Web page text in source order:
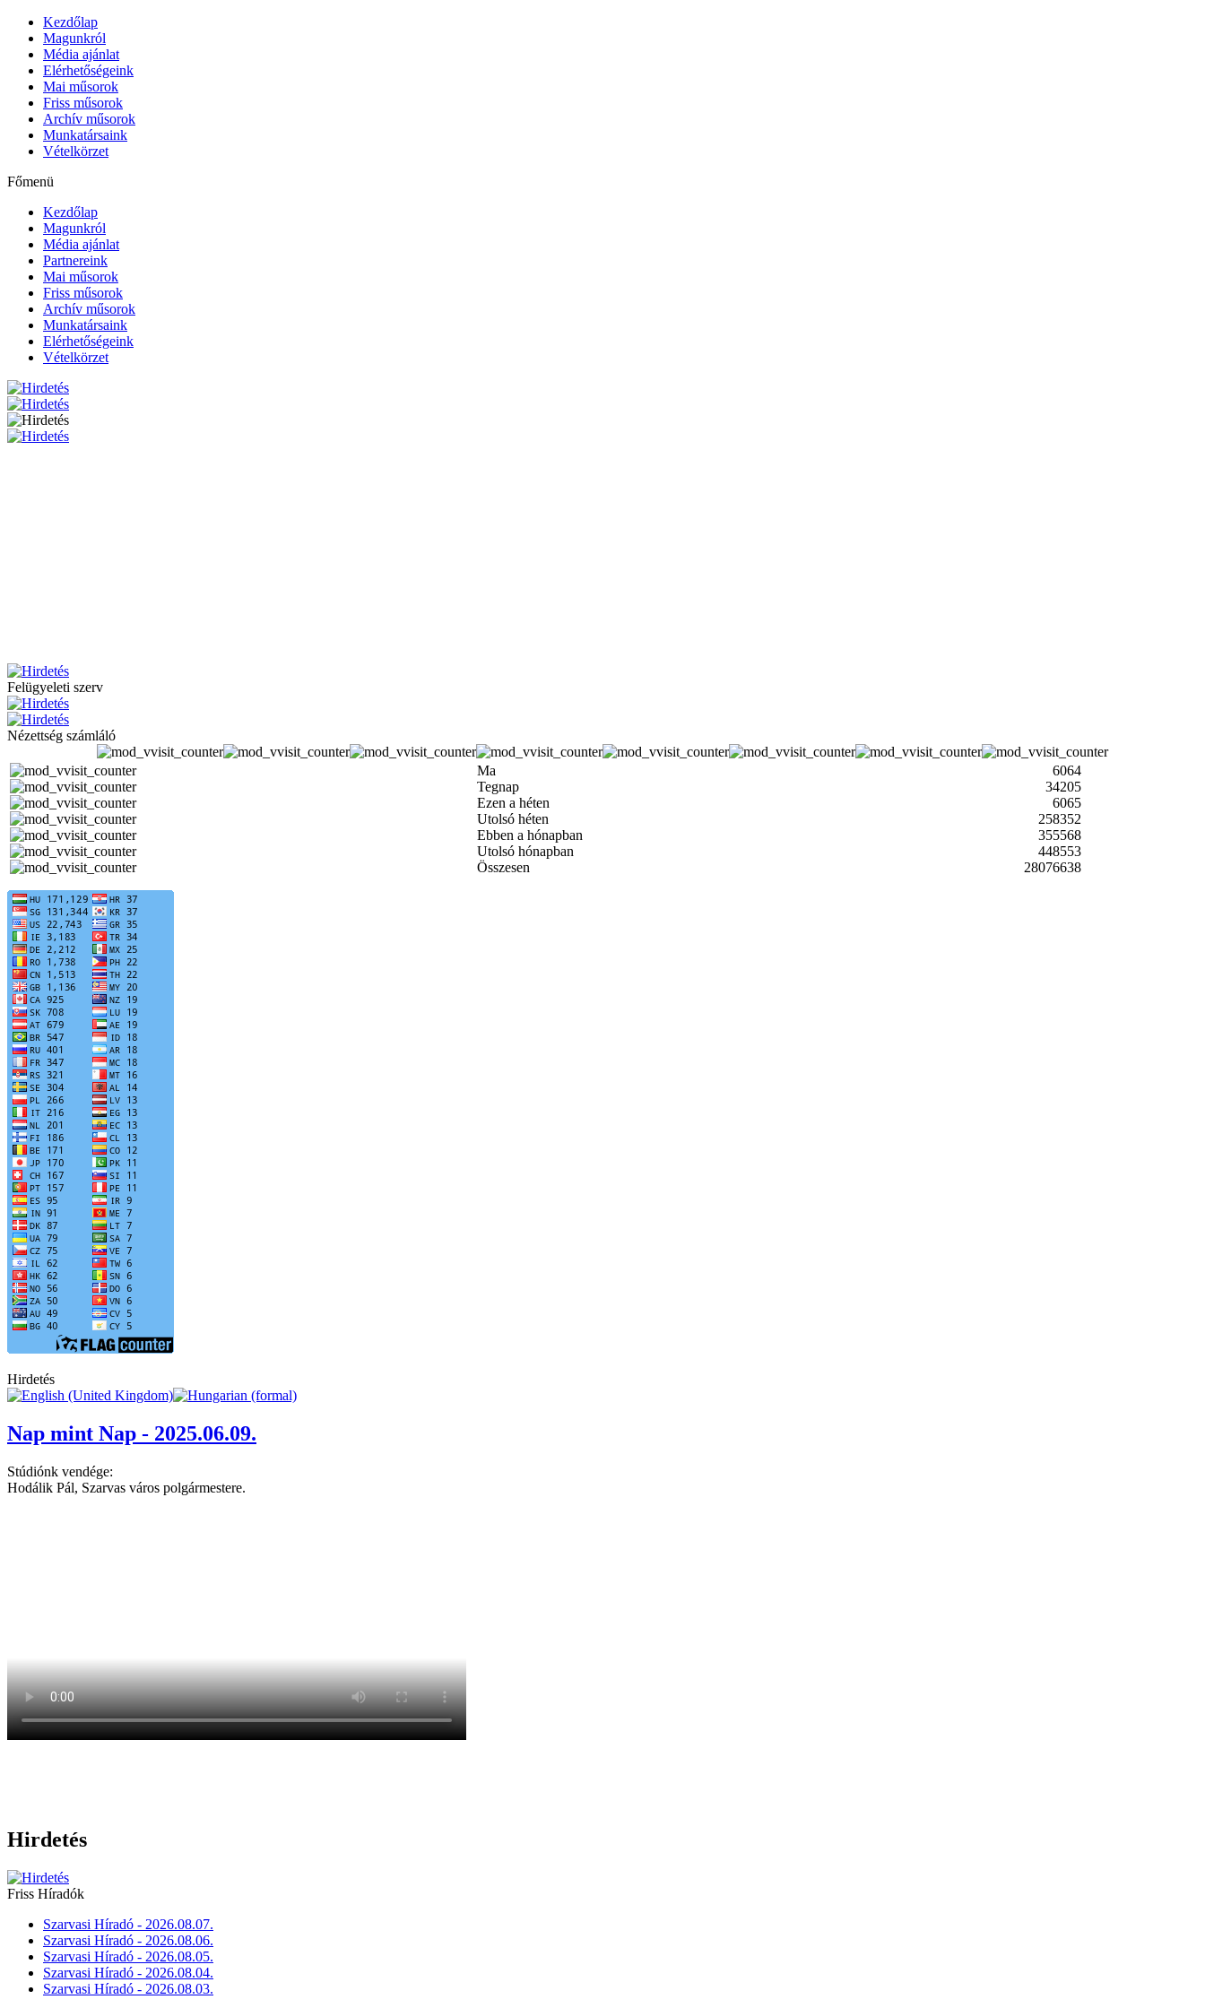
Kezdőlap
Magunkról
Média ajánlat
Elérhetőségeink
Mai műsorok
Friss műsorok
Archív műsorok
Munkatársaink
Vételkörzet
Főmenü
Kezdőlap
Magunkról
Média ajánlat
Partnereink
Mai műsorok
Friss műsorok
Archív műsorok
Munkatársaink
Elérhetőségeink
Vételkörzet
Felügyeleti szerv
Nézettség számláló
Ma
6064
Tegnap
34205
Ezen a héten
6065
Utolsó héten
258352
Ebben a hónapban
355568
Utolsó hónapban
448553
Összesen
28076638
Hirdetés
Nap mint Nap - 2025.06.09.
Stúdiónk vendége:
Hodálik Pál, Szarvas város polgármestere.
Hirdetés
Friss Híradók
Szarvasi Híradó - 2026.08.07.
Szarvasi Híradó - 2026.08.06.
Szarvasi Híradó - 2026.08.05.
Szarvasi Híradó - 2026.08.04.
Szarvasi Híradó - 2026.08.03.